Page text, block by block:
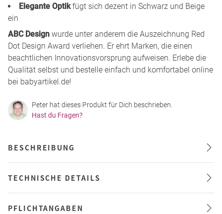
Elegante Optikfügt sich dezent in Schwarz und Beige
ein
ABC Design wurde unter anderem die Auszeichnung Red
Dot Design Award verliehen. Er ehrt Marken, die einen
beachtlichen Innovationsvorsprung aufweisen. Erlebe die
Qualität selbst und bestelle einfach und komfortabel online
bei babyartikel.de!
Peter hat dieses Produkt für Dich beschrieben.
Hast du Fragen?
BESCHREIBUNG
TECHNISCHE DETAILS
PFLICHTANGABEN